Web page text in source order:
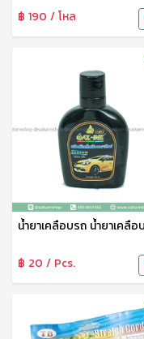
฿ 190 / โหล
฿ 20 / Pcs.